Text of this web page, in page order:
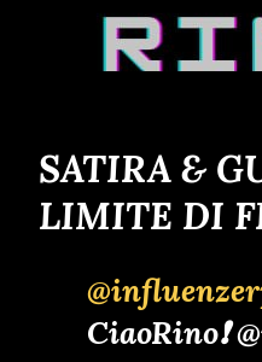
SATIRA &
LIMITE DI
CiaoRino❗